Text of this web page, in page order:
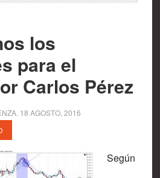
los
para el
Carlos Pérez
. 18 AGOSTO, 2016
Según